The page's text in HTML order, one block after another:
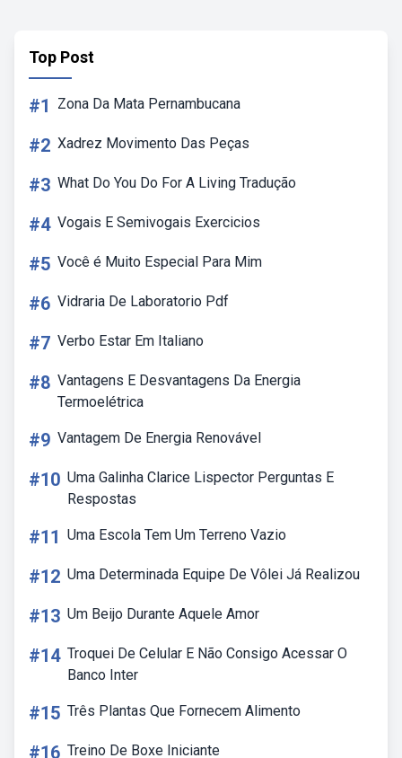
Top Post
#1 Zona Da Mata Pernambucana
#2 Xadrez Movimento Das Peças
#3 What Do You Do For A Living Tradução
#4 Vogais E Semivogais Exercicios
#5 Você é Muito Especial Para Mim
#6 Vidraria De Laboratorio Pdf
#7 Verbo Estar Em Italiano
#8 Vantagens E Desvantagens Da Energia
Termoelétrica
#9 Vantagem De Energia Renovável
#10 Uma Galinha Clarice Lispector Perguntas E
Respostas
#11 Uma Escola Tem Um Terreno Vazio
#12 Uma Determinada Equipe De Vôlei Já Realizou
#13 Um Beijo Durante Aquele Amor
#14 Troquei De Celular E Não Consigo Acessar O
Banco Inter
#15 Três Plantas Que Fornecem Alimento
#16 Treino De Boxe Iniciante